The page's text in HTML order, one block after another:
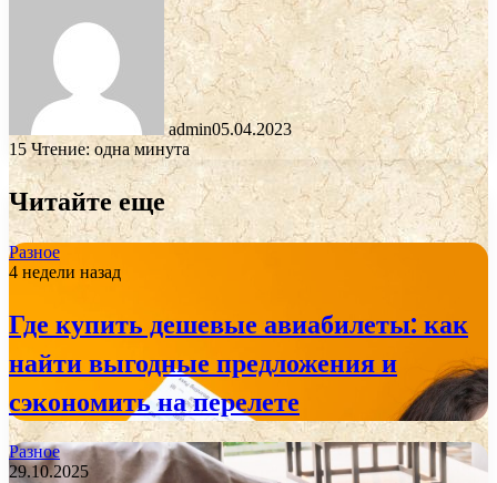
admin05.04.2023
15 Чтение: одна минута
Читайте еще
Разное
4 недели назад
Где купить дешевые авиабилеты: как
найти выгодные предложения и
сэкономить на перелете
Разное
29.10.2025